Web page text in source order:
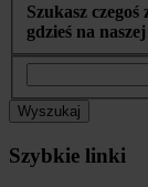
Szukasz
gdzieś na
Wyszukaj
Szybkie linki